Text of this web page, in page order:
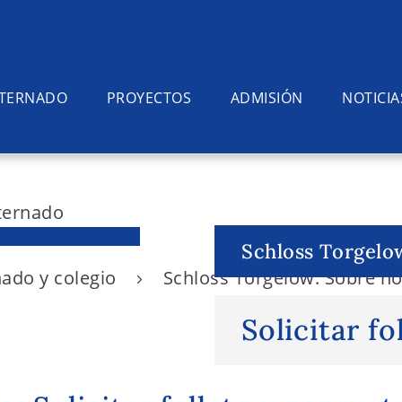
PROYECTOS ADMISIÓN
Schloss
Solicitar
y colegio
Schloss Torgelow: Sobre